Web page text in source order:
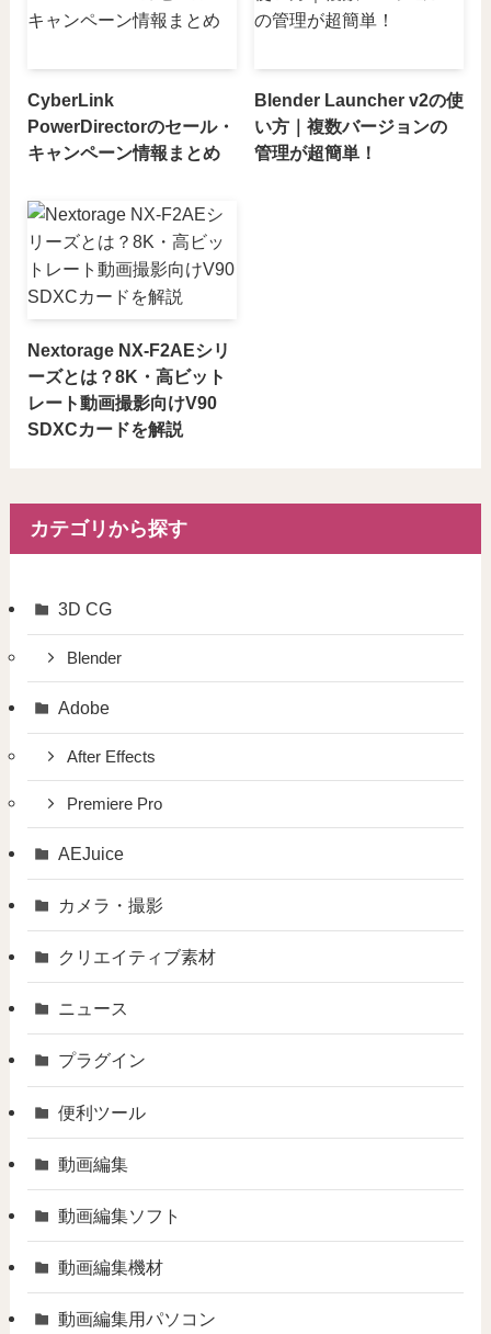
CyberLink
PowerDirectorのセール・
キャンペーン情報まとめ
Blender Launcher v2の使
い方｜複数バージョンの
管理が超簡単！
Nextorage NX-F2AEシリ
ーズとは？8K・高ビット
レート動画撮影向けV90
SDXCカードを解説
カテゴリから探す
3D CG
Blender
Adobe
After Effects
Premiere Pro
AEJuice
カメラ・撮影
クリエイティブ素材
ニュース
プラグイン
便利ツール
動画編集
動画編集ソフト
動画編集機材
動画編集用パソコン